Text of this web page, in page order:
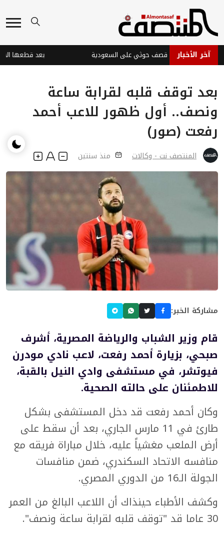
آخر الأخبار
في نجران جراء قصف حوثي على السعودية
بعد توقف قلبه لقرابة ساعة
ونصف.. أول ظهور للاعب أحمد
رفعت (صور)
المنتصف نت - وكالات منذ سنتين
مشاركة الخبر:
قام وزير الشباب والرياضة المصرية، أشرف
صبحي، بزيارة أحمد رفعت، لاعب نادي مودرن
فيوتشر، في مستشفى وادي النيل بالقبة،
للاطمئنان على حالته الصحية.
وكان أحمد رفعت قد دخل المستشفى بشكل
طارئ في 11 مارس الجاري، بعد أن سقط على
أرض الملعب مغشياً عليه، خلال مباراة فريقه مع
منافسه الاتحاد السكندري، ضمن منافسات
الجولة الـ16 من الدوري المصري.
وكشف الأطباء حينذاك أن اللاعب البالغ من العمر
30 عاما قد "توقف قلبه لقرابة ساعة ونصف".